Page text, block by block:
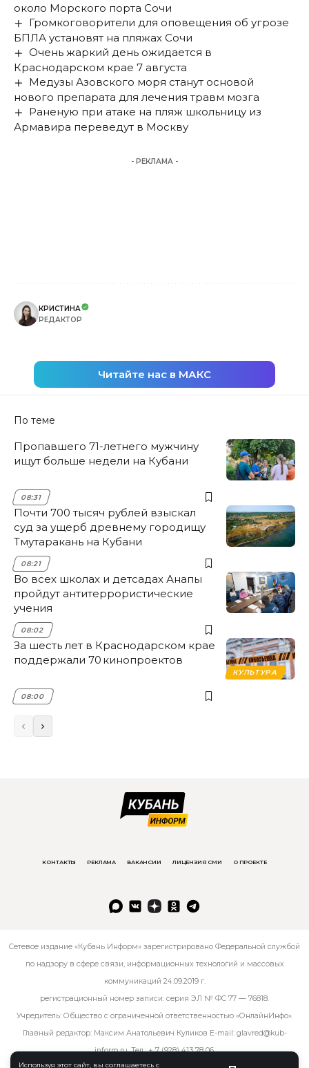
Используя этот сайт, вы соглашаетесь с
около Морского порта Сочи
Громкоговорители для оповещения об угрозе
БПЛА установят на пляжах Сочи
Очень жаркий день ожидается в
Краснодарском крае 7 августа
Медузы Азовского моря станут основой
нового препарата для лечения травм мозга
Раненую при атаке на пляж школьницу из
Армавира переведут в Москву
- РЕКЛАМА -
КРИСТИНА
РЕДАКТОР
Читайте нас в МАКС
По теме
Пропавшего 71-летнего мужчину
ищут больше недели на Кубани
08:31
Почти 700 тысяч рублей взыскал
суд за ущерб древнему городищу
Тмутаракань на Кубани
08:21
Во всех школах и детсадах Анапы
пройдут антитеррористические
учения
08:02
КУЛЬТУРА
За шесть лет в Краснодарском крае
поддержали 70 кинопроектов
08:00
КОНТАКТЫ РЕКЛАМА ВАКАНСИИ ЛИЦЕНЗИЯ СМИ О ПРОЕКТЕ
Сетевое издание «Кубань Информ» зарегистрировано Федеральной службой
по надзору в сфере связи, информационных технологий и массовых
коммуникаций 24.09.2019 г.
регистрационный номер записи: серия ЭЛ № ФС 77 — 76818.
Учредитель: Общество с ограниченной ответственностью «ОнлайнИнфо».
Главный редактор: Максим Анатольевич Куликов E-mail: glavred@kub-
inform.ru. Тел.:+ 7 (928) 413 78 06.